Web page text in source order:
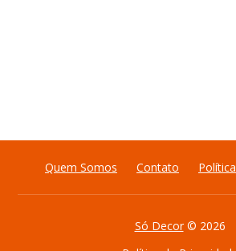
Quem Somos Contato
Só Decor© 2026